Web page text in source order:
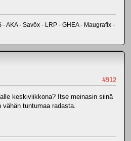
AKA - Savöx - LRP - GHEA - Maugrafix -
#912
keskiviikkona? Itse meinasin siinä
vähän tuntumaa radasta.